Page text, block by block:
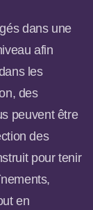
dans une
afin
les
des
peuvent être
des
pour tenir
en